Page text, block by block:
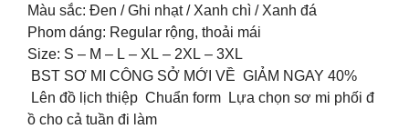
Màu sắc: Đen / Ghi nhạt / Xanh chì / Xanh đá
Phom dáng: Regular rộng, thoải mái
Size: S – M – L – XL – 2XL – 3XL
BST SƠ MI CÔNG SỞ MỚI VỀ GIẢM NGAY 40%
Lên đồ lịch thiệp Chuẩn form Lựa chọn sơ mi phối đ
ồ cho cả tuần đi làm